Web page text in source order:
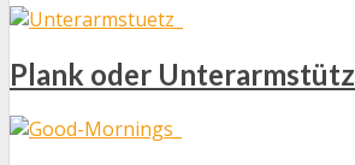
Plank oder Unterarmstütz